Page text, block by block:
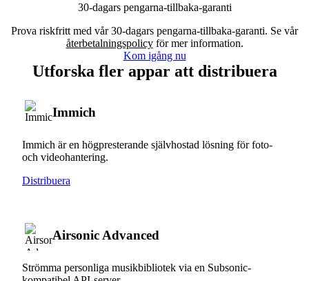
30-dagars pengarna-tillbaka-garanti
Prova riskfritt med vår 30-dagars pengarna-tillbaka-garanti. Se vår
återbetalningspolicyför mer information.
Kom igång nu
Utforska fler appar att distribuera
Immich
Immich är en högpresterande självhostad lösning för foto-
och videohantering.
Distribuera
Airsonic Advanced
Strömma personliga musikbibliotek via en Subsonic-